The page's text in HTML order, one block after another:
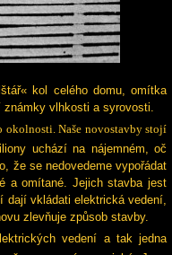
kol celého domu, omítka
vlhkosti a syrovosti.
okolnosti. Naše novostavby stojí
uchází na nájemném, oč
že se nedovedeme vypořádat
a omítané. Jejich stavba jest
dají vkládati elektrická vedení,
zlevňuje způsob stavby.
vedení a tak jedna